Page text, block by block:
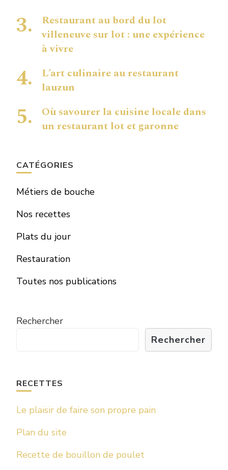
Restaurant au bord du lot
villeneuve sur lot : une expérience
à vivre
L’art culinaire au restaurant
lauzun
Où savourer la cuisine locale dans
un restaurant lot et garonne
CATÉGORIES
Métiers de bouche
Nos recettes
Plats du jour
Restauration
Toutes nos publications
Rechercher
Rechercher
RECETTES
Le plaisir de faire son propre pain
Plan du site
Recette de bouillon de poulet